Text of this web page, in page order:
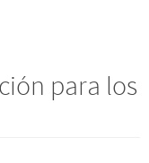
para los